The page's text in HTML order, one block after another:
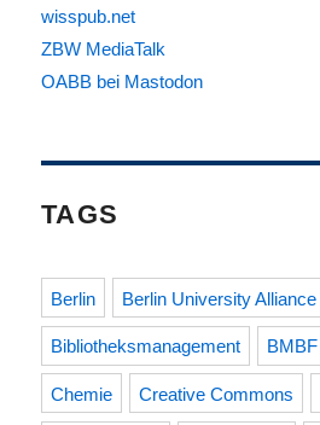
wisspub.net
ZBW MediaTalk
OABB bei Mastodon
TAGS
Berlin Berlin University Alliance
Bibliotheksmanagement BMBF
Chemie Creative Commons